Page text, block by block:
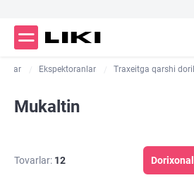
Ekspektoranlar Traxeitga qarshi
Mukaltin
Tovarlar: 12